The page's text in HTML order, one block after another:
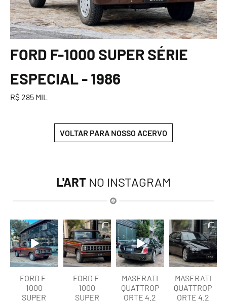
FORD F-1000 SUPER SÉRIE
ESPECIAL - 1986
R$ 285 MIL
VOLTAR PARA NOSSO ACERVO
L'ART NO INSTAGRAM
lart.br
Ago 7
FORD F-
1000
SUPER
lart.br
Ago 7
FORD F-
1000
SUPER
lart.br
Ago 6
MASERATI
QUATTROP
ORTE 4.2
lart.br
Ago 6
MASERATI
QUATTROP
ORTE 4.2